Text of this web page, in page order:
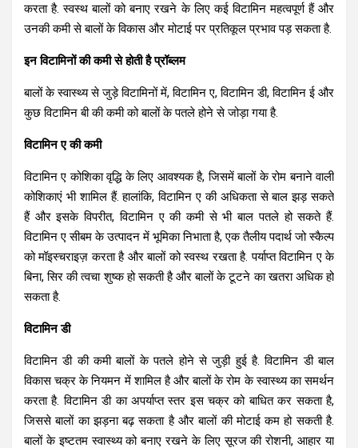
करता है. स्वस्थ बालों को बनाए रखने के लिए कई विटामिन महत्वपूर्ण हैं और
उनकी कमी से बालों के विकास और मोटाई पर प्रतिकूल प्रभाव पड़ सकता है.
इन विटामिनों की कमी से होती है प्रॉब्लम
बालों के स्वास्थ्य से जुड़े विटामिनों में, विटामिन ए, विटामिन डी, विटामिन ई और
कुछ विटामिन बी की कमी को बालों के पतले होने से जोड़ा गया है.
विटामिन ए की कमी
विटामिन ए कोशिका वृद्धि के लिए आवश्यक है, जिसमें बालों के रोम बनाने वाली
कोशिकाएं भी शामिल हैं. हालांकि, विटामिन ए की अधिकता से बाल झड़ सकते
हैं और इसके विपरीत, विटामिन ए की कमी से भी बाल पतले हो सकते हैं.
विटामिन ए सीबम के उत्पादन में भूमिका निभाता है, एक तैलीय पदार्थ जो स्कैल्प
को मॉइस्चराइज़ करता है और बालों को स्वस्थ रखता है. पर्याप्त विटामिन ए के
बिना, सिर की त्वचा शुष्क हो सकती है और बालों के टूटने का खतरा अधिक हो
सकता है.
विटामिन डी
विटामिन डी की कमी बालों के पतले होने से जुड़ी हुई है. विटामिन डी बाल
विकास चक्र के नियमन में शामिल है और बालों के रोम के स्वास्थ्य का समर्थन
करता है. विटामिन डी का अपर्याप्त स्तर इस चक्र को बाधित कर सकता है,
जिससे बालों का झड़ना बढ़ सकता है और बालों की मोटाई कम हो सकती है.
बालों के इष्टतम स्वास्थ्य को बनाए रखने के लिए सूरज की रोशनी, आहार या